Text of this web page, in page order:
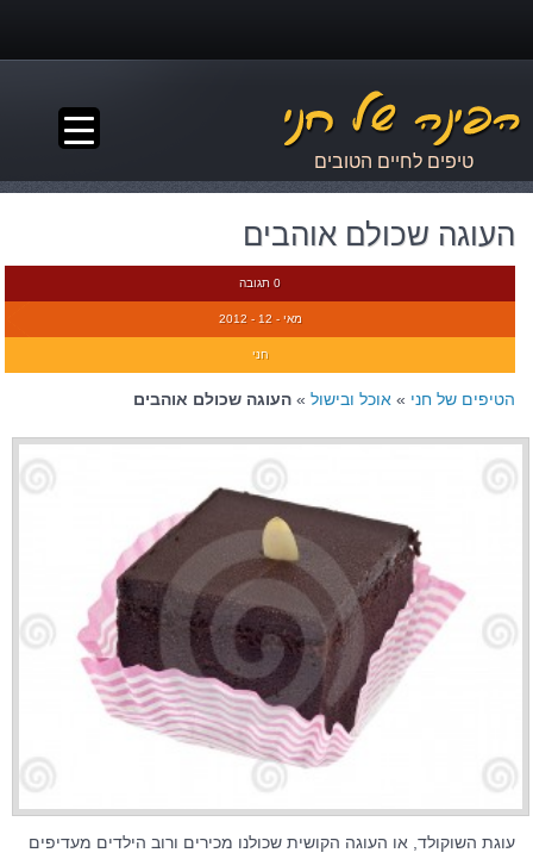
טיפים לחיים הטובים
העוגה שכולם אוהבים
0 תגובה
מאי - 12 - 2012
חני
הטיפים של חני » אוכל ובישול » העוגה שכולם אוהבים
עוגת השוקולד, או העוגה הקושית שכולנו מכירים ורוב הילדים מעדיפים